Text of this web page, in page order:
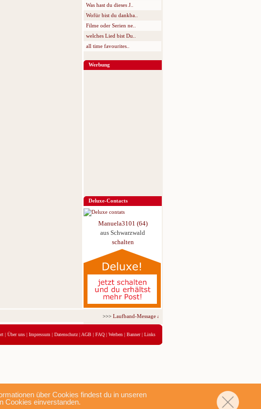
über Cookies findest du in unseren
Cookies einverstanden.
Was hast du dieses J..
Wofür bist du dankba..
Filme oder Serien ne..
welches Lied bist Du..
all time favourites..
Werbung
Deluxe-Contacts
Manuela3101 (64)
aus Schwarzwald
schalten
>>>Laufband-Message ab nur 5,95 € für 3 Tage!
| Über uns | Impressum | Datenschutz | AGB | FAQ | Werben | Banner| Links